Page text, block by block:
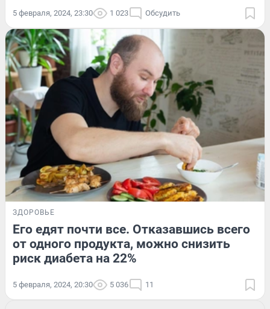
5 февраля, 2024, 23:30 1 023 Обсудить
ЗДОРОВЬЕ
Его едят почти все. Отказавшись всего
от одного продукта, можно снизить
риск диабета на 22%
5 февраля, 2024, 20:30 5 036 11